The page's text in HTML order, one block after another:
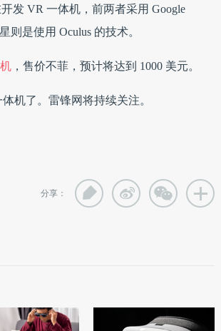
发 VR 一体机，前两者采用 Google
则是使用 Oculus 的技术。
，售价不菲，预计将达到 1000 美元。
机了。雷锋网将持续关注。
分享：